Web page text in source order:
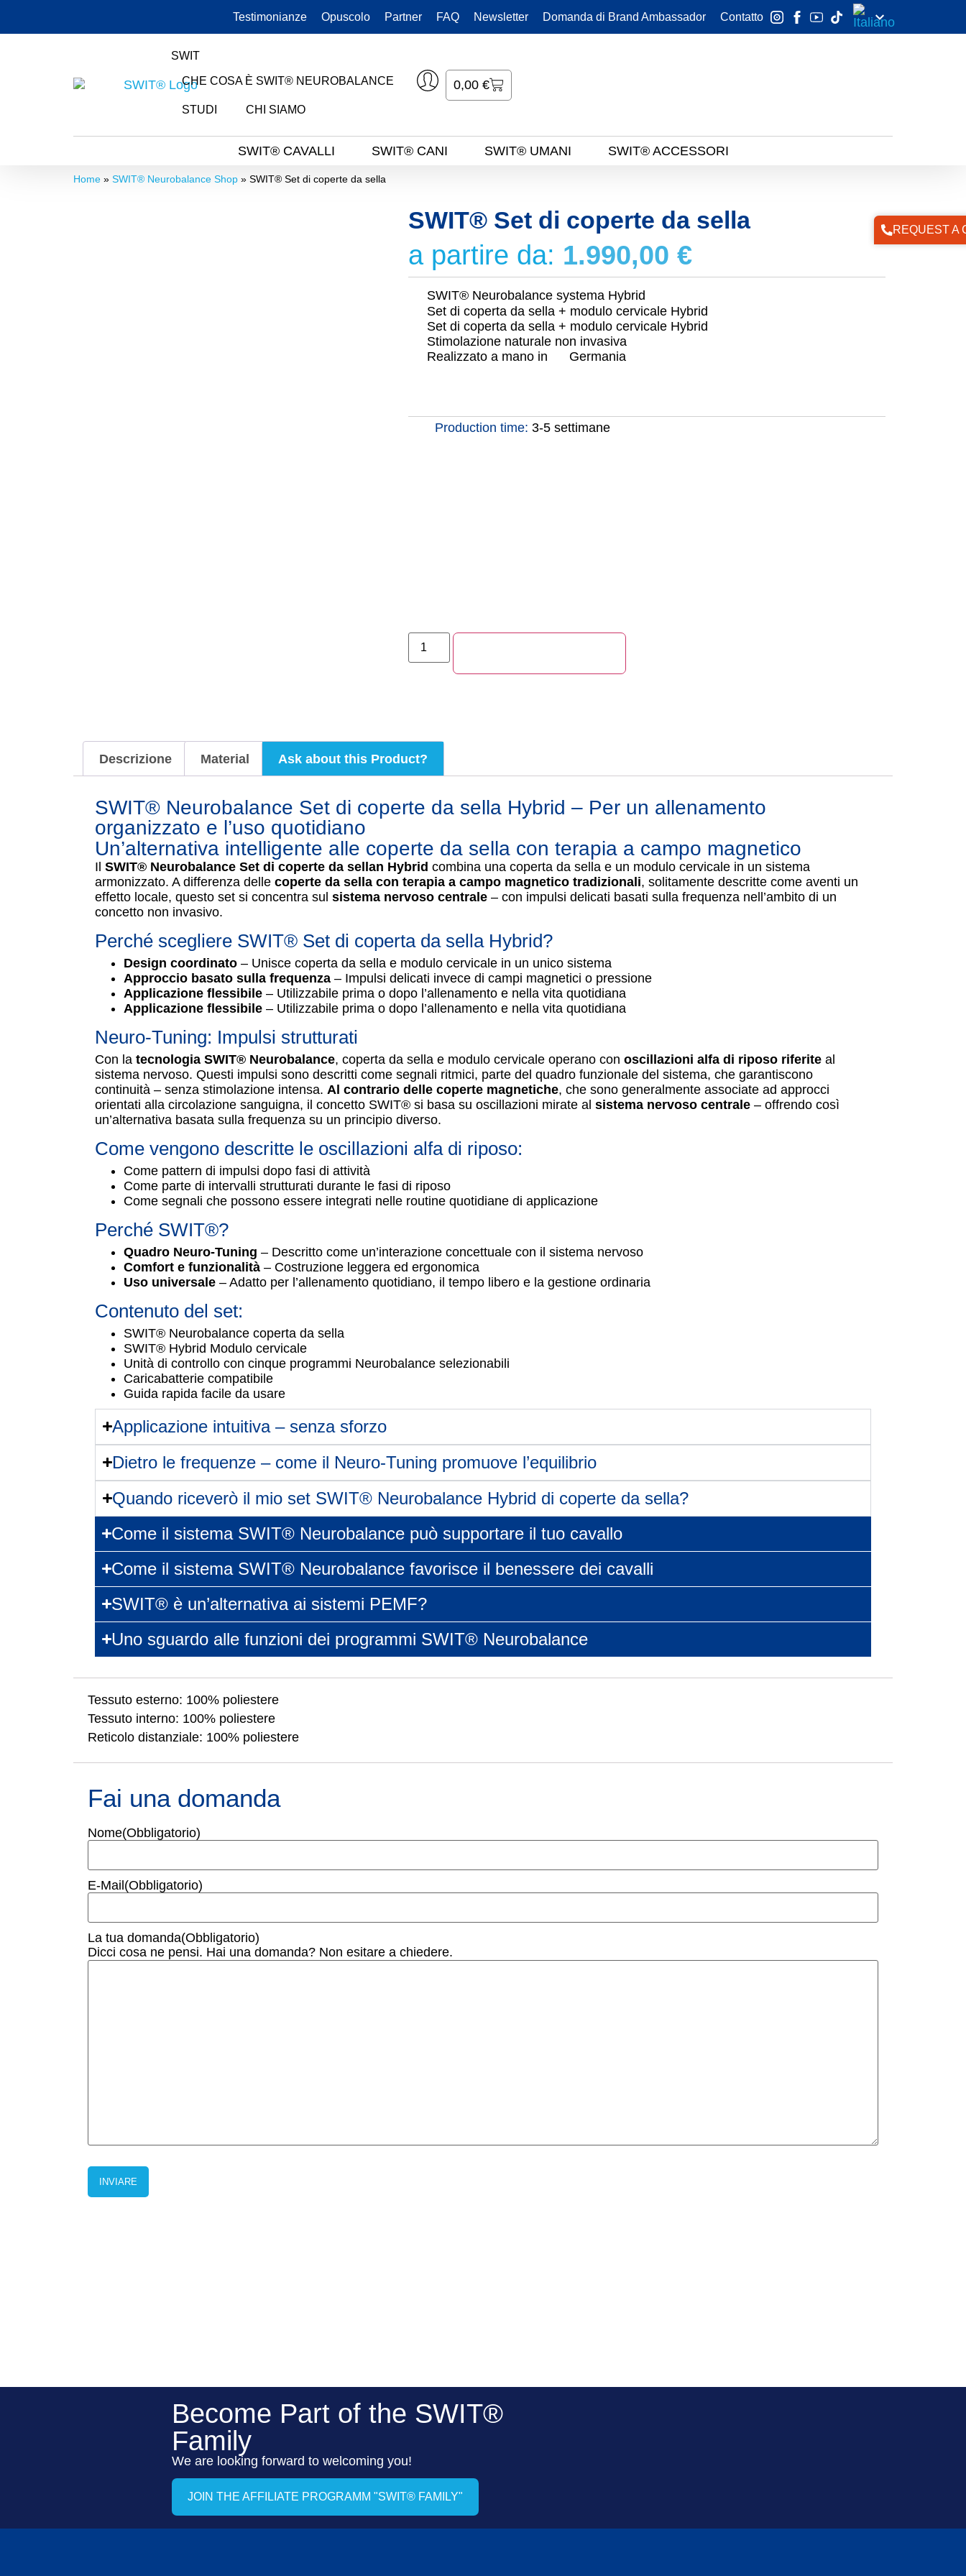
Testimonianze Opuscolo Partner FAQ Newsletter Domanda di Brand Ambassador Contatto
SWIT
CHE COSA È SWIT® NEUROBALANCE
STUDI CHI SIAMO
0,00 €
SWIT® CAVALLI SWIT® CANI SWIT® UMANI SWIT® ACCESSORI
Home » SWIT® Neurobalance Shop » SWIT® Set di coperte da sella
SWIT® Set di coperte da sella
a partire da: 1.990,00 €
SWIT® Neurobalance systema Hybrid
Set di coperta da sella + modulo cervicale Hybrid
Set di coperta da sella + modulo cervicale Hybrid
Stimolazione naturale non invasiva
Realizzato a mano in
Germania
Production time: 3-5 settimane
Descrizione Material Ask about this Product?
SWIT® Neurobalance Set di coperte da sella Hybrid – Per un allenamento
organizzato e l’uso quotidiano
Un’alternativa intelligente alle coperte da sella con terapia a campo magnetico
Il SWIT® Neurobalance Set di coperte da sellan Hybrid combina una coperta da sella e un modulo cervicale in un sistema
armonizzato. A differenza delle coperte da sella con terapia a campo magnetico tradizionali, solitamente descritte come aventi un
effetto locale, questo set si concentra sul sistema nervoso centrale – con impulsi delicati basati sulla frequenza nell’ambito di un
concetto non invasivo.
Perché scegliere SWIT® Set di coperta da sella Hybrid?
Design coordinato – Unisce coperta da sella e modulo cervicale in un unico sistema
Approccio basato sulla frequenza – Impulsi delicati invece di campi magnetici o pressione
Applicazione flessibile – Utilizzabile prima o dopo l’allenamento e nella vita quotidiana
Applicazione flessibile – Utilizzabile prima o dopo l’allenamento e nella vita quotidiana
Neuro-Tuning: Impulsi strutturati
Con la tecnologia SWIT® Neurobalance, coperta da sella e modulo cervicale operano con oscillazioni alfa di riposo riferite al
sistema nervoso. Questi impulsi sono descritti come segnali ritmici, parte del quadro funzionale del sistema, che garantiscono
continuità – senza stimolazione intensa. Al contrario delle coperte magnetiche, che sono generalmente associate ad approcci
orientati alla circolazione sanguigna, il concetto SWIT® si basa su oscillazioni mirate al sistema nervoso centrale – offrendo così
un’alternativa basata sulla frequenza su un principio diverso.
Come vengono descritte le oscillazioni alfa di riposo:
Come pattern di impulsi dopo fasi di attività
Come parte di intervalli strutturati durante le fasi di riposo
Come segnali che possono essere integrati nelle routine quotidiane di applicazione
Perché SWIT®?
Quadro Neuro-Tuning – Descritto come un’interazione concettuale con il sistema nervoso
Comfort e funzionalità – Costruzione leggera ed ergonomica
Uso universale – Adatto per l’allenamento quotidiano, il tempo libero e la gestione ordinaria
Contenuto del set:
SWIT® Neurobalance coperta da sella
SWIT® Hybrid Modulo cervicale
Unità di controllo con cinque programmi Neurobalance selezionabili
Caricabatterie compatibile
Guida rapida facile da usare
Applicazione intuitiva – senza sforzo
Dietro le frequenze – come il Neuro-Tuning promuove l’equilibrio
Quando riceverò il mio set SWIT® Neurobalance Hybrid di coperte da sella?
Come il sistema SWIT® Neurobalance può supportare il tuo cavallo
Come il sistema SWIT® Neurobalance favorisce il benessere dei cavalli
SWIT® è un’alternativa ai sistemi PEMF?
Uno sguardo alle funzioni dei programmi SWIT® Neurobalance
Tessuto esterno: 100% poliestere
Tessuto interno: 100% poliestere
Reticolo distanziale: 100% poliestere
Fai una domanda
Nome(Obbligatorio)
E-Mail (Obbligatorio)
La tua domanda(Obbligatorio)
Dicci cosa ne pensi. Hai una domanda? Non esitare a chiedere.
Become Part of the SWIT®
Family
We are looking forward to welcoming you!
JOIN THE AFFILIATE PROGRAMM "SWIT® FAMILY"
REQUEST A